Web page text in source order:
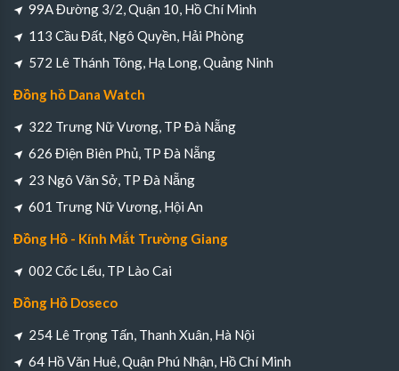
99A Đường 3/2, Quận 10, Hồ Chí Minh
113 Cầu Đất, Ngô Quyền, Hải Phòng
572 Lê Thánh Tông, Hạ Long, Quảng Ninh
Đồng hồ Dana Watch
322 Trưng Nữ Vương, TP Đà Nẵng
626 Điện Biên Phủ, TP Đà Nẵng
23 Ngô Văn Sở, TP Đà Nẵng
601 Trưng Nữ Vương, Hội An
Đồng Hồ - Kính Mắt Trường Giang
002 Cốc Lếu, TP Lào Cai
Đồng Hồ Doseco
254 Lê Trọng Tấn, Thanh Xuân, Hà Nội
64 Hồ Văn Huê, Quận Phú Nhận, Hồ Chí Minh